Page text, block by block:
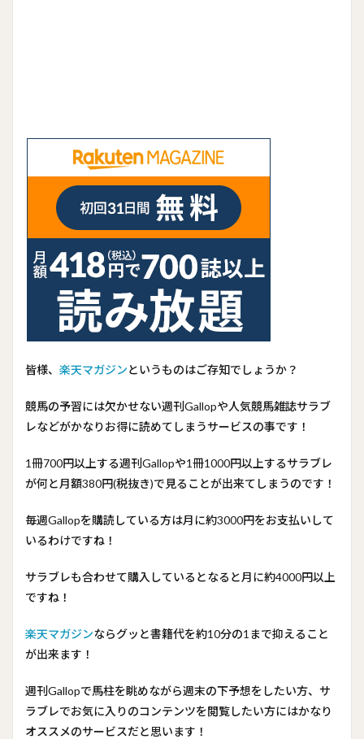
皆様、 楽天マガジンというものはご存知でしょうか？
競馬の予習には欠かせない週刊Gallopや人気競馬雑誌サラブ
レなどがかなりお得に読めてしまうサービスの事です！
1冊700円以上する週刊Gallopや1冊1000円以上するサラブレ
が何と月額380円(税抜き)で見ることが出来てしまうのです！
毎週Gallopを購読している方は月に約3000円をお支払いして
いるわけですね！
サラブレも合わせて購入しているとなると月に約4000円以上
ですね！
楽天マガジンならグッと書籍代を約10分の1まで抑えること
が出来ます！
週刊Gallopで馬柱を眺めながら週末の下予想をしたい方、サ
ラブレでお気に入りのコンテンツを閲覧したい方にはかなり
オススメのサービスだと思います！